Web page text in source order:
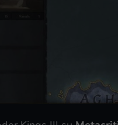
Kings III su